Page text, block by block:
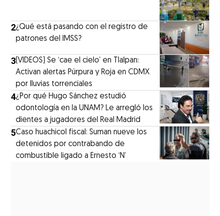
2¿Qué está pasando con el registro de
patrones del IMSS?
3(VIDEOS) Se ‘cae el cielo’ en Tlalpan:
Activan alertas Púrpura y Roja en CDMX
por lluvias torrenciales
4¿Por qué Hugo Sánchez estudió
odontología en la UNAM? Le arregló los
dientes a jugadores del Real Madrid
5Caso huachicol fiscal: Suman nueve los
detenidos por contrabando de
combustible ligado a Ernesto ‘N’